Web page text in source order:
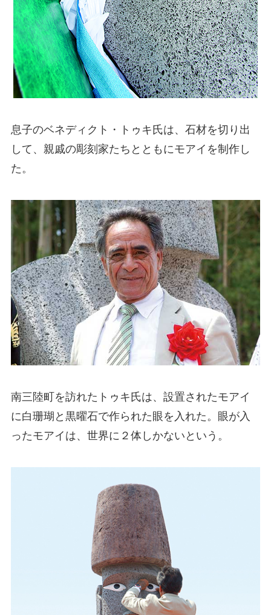
息子のベネディクト・トゥキ氏は、石材を切り出
して、親戚の彫刻家たちとともにモアイを制作し
た。
南三陸町を訪れたトゥキ氏は、設置されたモアイ
に白珊瑚と黒曜石で作られた眼を入れた。眼が入
ったモアイは、世界に２体しかないという。